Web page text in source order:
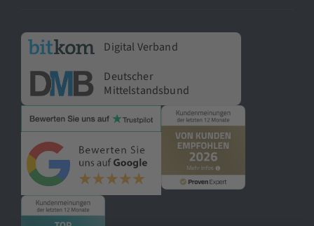
Digital Verband
Deutscher
Mittelstandsbund